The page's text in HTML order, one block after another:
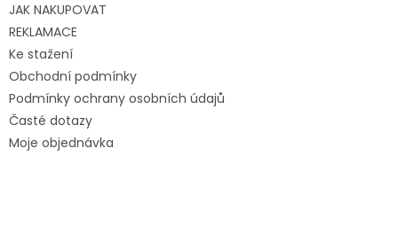
JAK NAKUPOVAT
REKLAMACE
Ke stažení
Obchodní podmínky
Podmínky ochrany osobních údajů
Časté dotazy
Moje objednávka